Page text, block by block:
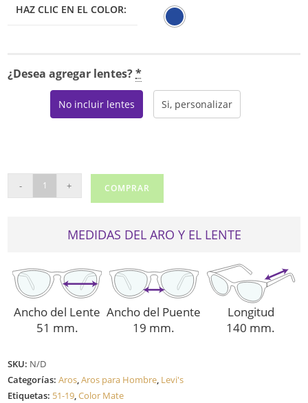
HAZ CLIC EN EL COLOR:
¿Desea agregar lentes?*
No incluir lentes Si, personalizar
LV5048
- + COMPRAR
MEDIDAS DEL ARO Y EL LENTE
Ancho del Lente
51 mm.
Ancho del Puente
19 mm.
Longitud
140 mm.
SKU: N/D
Categorías:Aros,Aros para Hombre, Levi's
Etiquetas: 51-19,Color Mate